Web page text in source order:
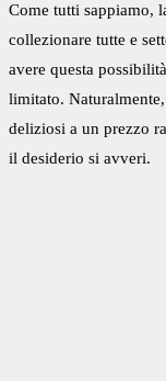
Come tutti sappiamo,
collezionare tutte e
avere questa
limitato.
deliziosi a un prezzo
il desiderio si avveri.